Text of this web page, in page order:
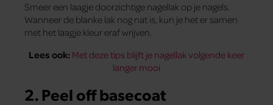
Smeer een laagje doorzichtige nagellak op je nagels.
Wanneer de blanke lak nog nat is, kun je het er samen
met het laagje kleur eraf wrijven.
Lees ook: Met deze tips blijft je nagellak volgende keer
langer mooi
2. Peel off basecoat